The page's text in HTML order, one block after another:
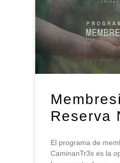
Reserva
El programa de
CaminanTr3s es la